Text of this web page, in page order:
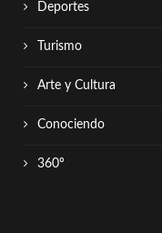
Deportes
Turismo
Arte y Cultura
Conociendo
360º